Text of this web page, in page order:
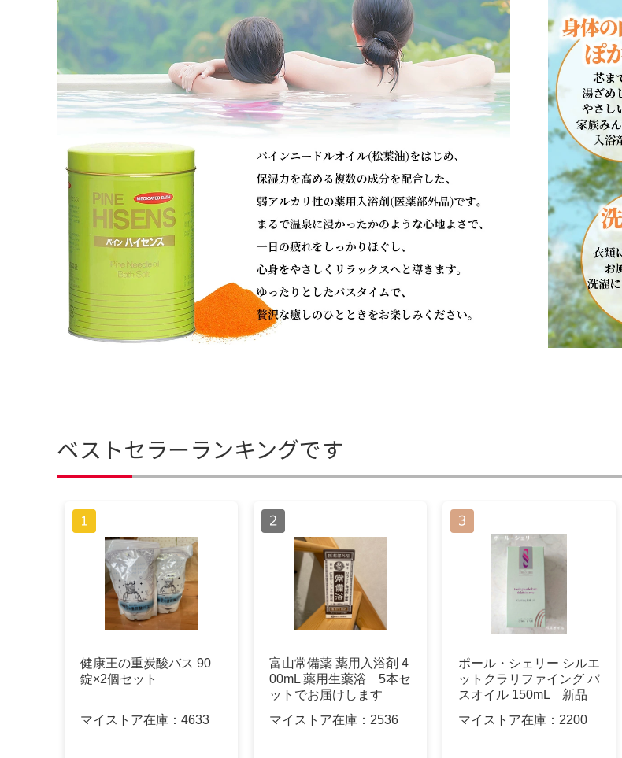
ベストセラーランキングです
健康王の重炭酸バス 90
錠×2個セット
マイストア在庫： 4633
富山常備薬 薬用入浴剤 4
00mL 薬用生薬浴 5本セ
ットでお届けします
マイストア在庫： 2536
ポール・シェリー シルエ
ットクラリファイング バ
スオイル 150mL 新品
マイストア在庫： 2200